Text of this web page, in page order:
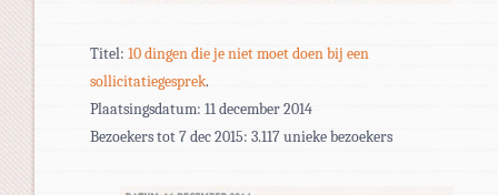
Titel: 10 dingen die je niet moet doen bij een
sollicitatiegesprek.
Plaatsingsdatum: 11 december 2014
Bezoekers tot 7 dec 2015: 3.117 unieke bezoekers